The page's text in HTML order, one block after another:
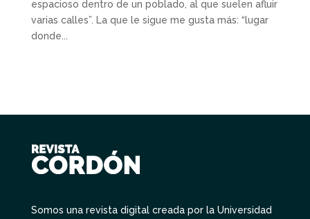
espacioso dentro de un poblado, al que suelen afluir
varias calles”. La que le sigue me gusta más: “lugar
donde...
Somos una revista digital creada por la Universidad